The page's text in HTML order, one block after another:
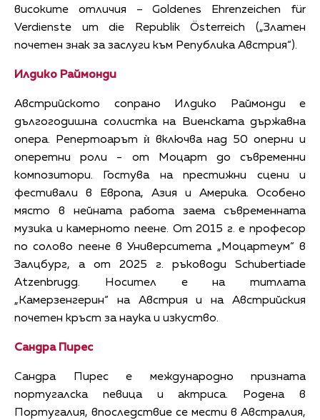
високите отличия – Goldenes Ehrenzeichen für
Verdienste um die Republik Österreich („Златен
почетен знак за заслуги към Република Австрия“).
Илдико Раймонди
Австрийското сопрано Илдико Раймонди е
дългогодишна солистка на Виенската държавна
опера. Репертоарът ѝ включва над 50 оперни и
оперетни роли - от Моцарт до съвременни
композитори. Гостува на престижни сцени и
фестивали в Европа, Азия и Америка. Особено
място в нейната работа заема съвременната
музика и камерното пеене. От 2015 г. е професор
по солово пеене в Университета „Моцартеум“ в
Залцбург, а от 2025 г. ръководи Schubertiade
Atzenbrugg. Носител е на титлата
„Камерзенгерин“ на Австрия и на Австрийския
почетен кръст за наука и изкуство.
Сандра Пирес
Сандра Пирес е международно призната
португалска певица и актриса. Родена в
Португалия, впоследствие се мести в Австралия,